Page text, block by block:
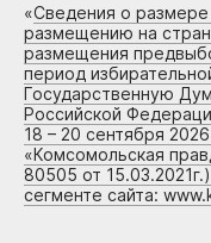
«Сведения о размере
размещению на
размещения
период
Государственную
Российской
18 – 20 сентября
«Комсомольская
80505 от
сегменте сайта: